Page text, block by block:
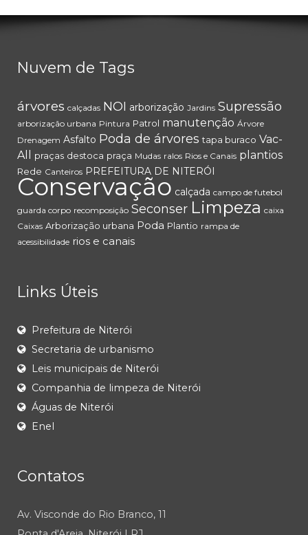
Nuvem de Tags
árvores calçadas NOI arborização Jardins Supressão
arborização urbana Pintura Patrol manutenção Árvore
Drenagem Asfalto Poda de árvores tapa buraco Vac-
All
praças destoca praça Mudas ralos Rios e Canais plantios
Rede Canteiros PREFEITURA DE NITERÓI
Conservação calçada campo de futebol
guarda corpo recomposição Seconser Limpeza caixa
Caixas Arborização urbana Poda Plantio rampa de
acessibilidade rios e canais
Links Úteis
Prefeitura de Niterói
Secretaria de urbanismo
Leis municipais de Niterói
Companhia de limpeza de Niterói
Águas de Niterói
Enel
Contatos
Av. Visconde do Rio Branco, 11